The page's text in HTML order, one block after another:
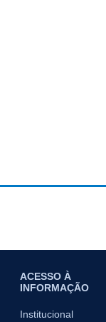
ACESSO À
INFORMAÇÃO
Institucional